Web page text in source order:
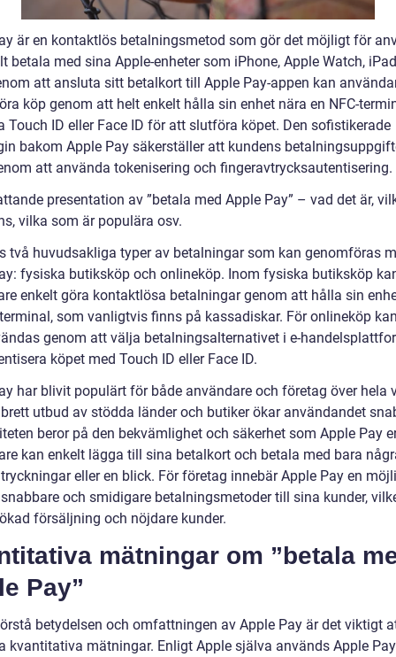
är en kontaktlös betalningsmetod som gör det möjligt för
betala med sina Apple-enheter som iPhone, Apple Watch,
att ansluta sitt betalkort till Apple Pay-appen kan
köp genom att helt enkelt hålla sin enhet nära en NFC-
Touch ID eller Face ID för att slutföra köpet. Den sofistikerade
bakom Apple Pay säkerställer att kundens
att använda tokenisering och fingeravtrycksautentisering.
presentation av ”betala med Apple Pay” – vad det är,
vilka som är populära osv.
två huvudsakliga typer av betalningar som kan genomföras
fysiska butiksköp och onlineköp. Inom fysiska butiksköp
enkelt göra kontaktlösa betalningar genom att hålla sin
som vanligtvis finns på kassadiskar. För onlineköp
genom att välja betalningsalternativet i e-
köpet med Touch ID eller Face ID.
har blivit populärt för både användare och företag över hela
utbud av stödda länder och butiker ökar användandet
beror på den bekvämlighet och säkerhet som Apple Pay
kan enkelt lägga till sina betalkort och betala med bara
eller en blick. För företag innebär Apple Pay en
och smidigare betalningsmetoder till sina kunder,
försäljning och nöjdare kunder.
mätningar om ”betala
Pay”
betydelsen och omfattningen av Apple Pay är det viktigt
kvantitativa mätningar. Enligt Apple själva används Apple